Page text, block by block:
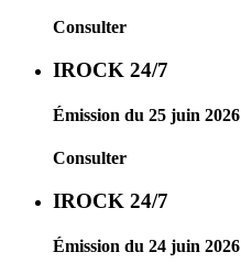
Consulter
IROCK 24/7
Émission du 25 juin 2026
Consulter
IROCK 24/7
Émission du 24 juin 2026